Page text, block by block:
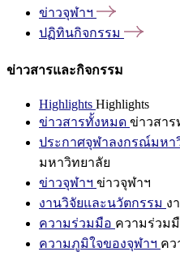
ข่าวจุฬาฯ
ปฏิทินกิจกรรม
ข่าวสารและกิจกรรม
Highlights Highlights
ข่าวสารทั้งหมด ข่าวสา
ประกาศจุฬาลงกรณ์มหา
มหาวิทยาลัย
ข่าวจุฬาฯ ข่าวจุฬาฯ
งานวิจัยและนวัตกรรม ง
ความร่วมมือ ความร่วม
ความภูมิใจของจุฬาฯ คว